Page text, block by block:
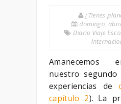
¿Tienes
domingo,
Diario Viaje
nuestro
experiencias de
capítulo 2). La